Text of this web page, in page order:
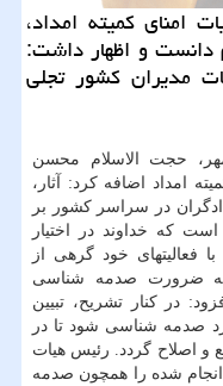
كمیته امداد،
دانست و اظهار داشت:
مدیران كشور تجلی
حجت الاسلام محسن
امداد اضافه كرد: آثار،
در سراسر كشور بر
كه خداوند در اختیار
فعالیتهای خود گرهی از
به ضرورت صدمه شناسی
در كنار تشریح، تبیین
صدمه شناسی شود تا در
و اصلاح گردد. رئیس هیات
انجام شده را همچون صدمه